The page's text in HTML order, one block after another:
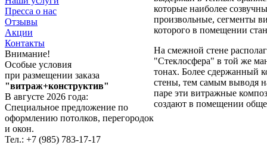
Пресса о нас
Отзывы
Акции
Контакты
Внимание!
Особые условия
при размещении заказа
"витраж+конструктив"
В августе 2026 года:
Специальное предложение по
оформлению потолков, перегородок
и окон.
Тел.: +7 (985) 783-17-17
которые наиболее
произвольные, сегменты
которого в помещении
На смежной стене
"Стеклосфера" в той же
тонах. Более сдержанный
стены, тем самым выводя
паре эти витражные
создают в помещении